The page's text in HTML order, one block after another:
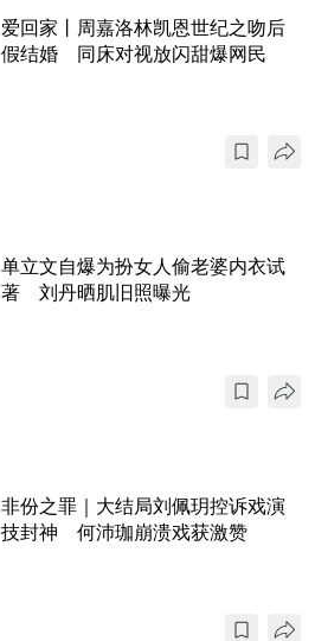
爱回家丨周嘉洛林凯恩世纪之吻后
假结婚 同床对视放闪甜爆网民
单立文自爆为扮女人偷老婆内衣试
著 刘丹晒肌旧照曝光
非份之罪｜大结局刘佩玥控诉戏演
技封神 何沛珈崩溃戏获激赞